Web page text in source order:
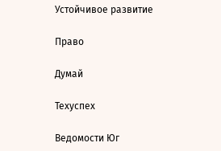
Устойчивое развитие
Право
Думай
Техуспех
Ведомости Юг